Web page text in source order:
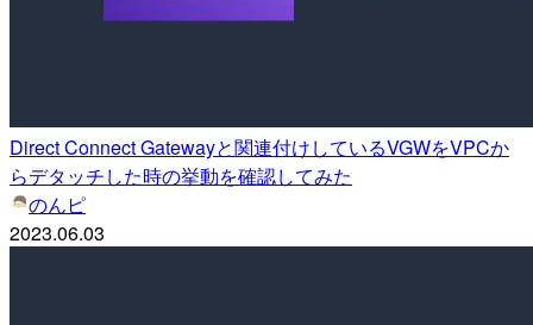
Direct Connect Gatewayと関連付けしているVGWをVPCか
らデタッチした時の挙動を確認してみた
のんピ
2023.06.03